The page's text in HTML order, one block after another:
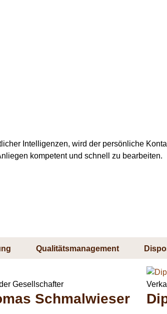
Intelligenzen, wird der persönliche
kompetent und schnell zu bearbeiten.
Qualitätsmanagement
Gesellschafter
Schmalwieser